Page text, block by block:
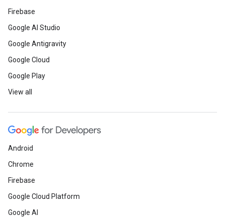
Firebase
Google AI Studio
Google Antigravity
Google Cloud
Google Play
View all
Android
Chrome
Firebase
Google Cloud Platform
Google AI